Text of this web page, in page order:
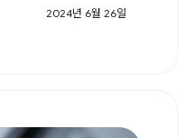
2024년 6월 26일